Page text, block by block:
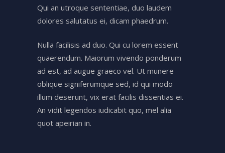
Qui an utroque sententiae, duo laudem
dolores salutatus ei, dicam phaedrum.
Nulla facilisis ad duo. Qui cu lorem essent
quaerendum. Maiorum vivendo ponderum
ad est, ad augue graeco vel. Ut munere
oblique signiferumque sed, id qui modo
illum deserunt, vix erat facilis dissentias ei.
An vidit legendos iudicabit quo, mel alia
quot apeirian in.